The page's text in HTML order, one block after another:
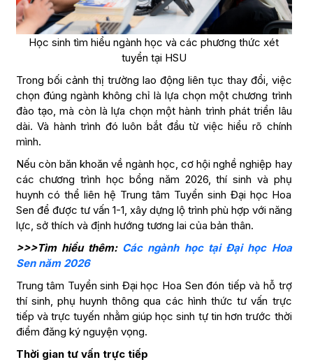
Học sinh tìm hiểu ngành học và các phương thức xét
tuyển tại HSU
Trong bối cảnh thị trường lao động liên tục thay đổi, việc
chọn đúng ngành không chỉ là lựa chọn một chương trình
đào tạo, mà còn là lựa chọn một hành trình phát triển lâu
dài. Và hành trình đó luôn bắt đầu từ việc hiểu rõ chính
mình.
Nếu còn băn khoăn về ngành học, cơ hội nghề nghiệp hay
các chương trình học bổng năm 2026, thí sinh và phụ
huynh có thể liên hệ Trung tâm Tuyển sinh Đại học Hoa
Sen để được tư vấn 1-1, xây dựng lộ trình phù hợp với năng
lực, sở thích và định hướng tương lai của bản thân.
>>>Tìm hiểu thêm: Các ngành học tại Đại học Hoa
Sen năm 2026
Trung tâm Tuyển sinh Đại học Hoa Sen đón tiếp và hỗ trợ
thí sinh, phụ huynh thông qua các hình thức tư vấn trực
tiếp và trực tuyến nhằm giúp học sinh tự tin hơn trước thời
điểm đăng ký nguyện vọng.
Thời gian tư vấn trực tiếp